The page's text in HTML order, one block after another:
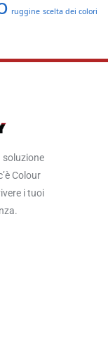
ruggine scelta dei colori
soluzione
Colour
i tuoi